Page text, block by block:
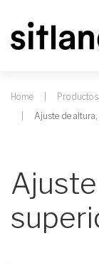
Home Productos
Ajuste de